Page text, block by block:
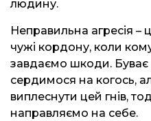
людину.
Неправильна агресія
чужі кордону, коли
завдаємо шкоди.
сердимося на когось,
виплеснути цей гнів,
направляємо на себе.